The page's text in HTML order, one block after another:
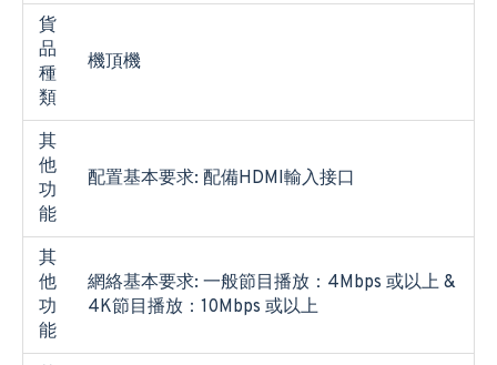
貨
品
種
類
機頂機
其
他
功
能
配置基本要求: 配備HDMI輸入接口
其
他
功
能
網絡基本要求: 一般節目播放：4Mbps 或以上 &
4K節目播放：10Mbps 或以上